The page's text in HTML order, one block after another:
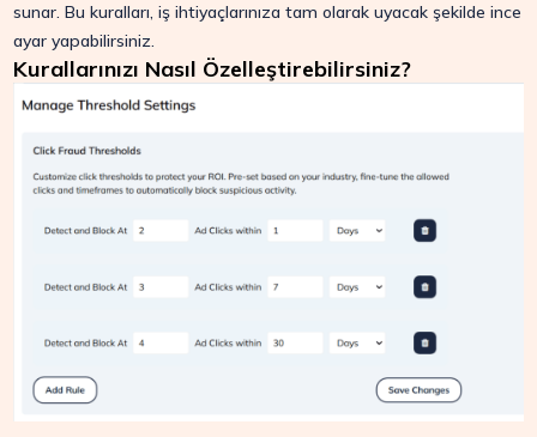
sunar. Bu kuralları, iş ihtiyaçlarınıza tam olarak uyacak şekilde ince
ayar yapabilirsiniz.
Kurallarınızı Nasıl Özelleştirebilirsiniz?